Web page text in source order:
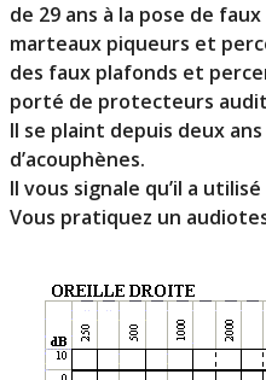
de 29 ans à la pose de
marteaux piqueurs et
des faux plafonds et
porté de protecteurs
Il se plaint depuis deux
d’acouphènes.
Il vous signale qu’il a
Vous pratiquez un